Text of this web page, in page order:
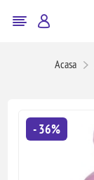
Acasa
- 36%